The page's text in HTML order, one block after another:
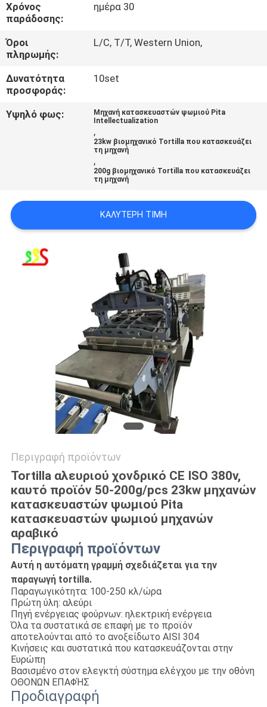
ΕΠΙΚΟΙΝΩΝΉΣΤΕ
ΜΑΖΊ
ΜΑΣ
ΖΗΤΉΣΤΕ
ΜΙΑ
PRIVACY
POLICY
Χρόνος
παράδοσης:
ημέρα 30
Όροι
πληρωμής:
L/C, T/T, Western Union,
Δυνατότητα
προσφοράς:
10set
Υψηλό φως:
Μηχανή κατασκευαστών ψωμιού Pita
Intellectualization
,
23kw βιομηχανικό Tortilla που κατασκευάζει
τη μηχανή
,
200g βιομηχανικό Tortilla που κατασκευάζει
τη μηχανή
ΚΑΛΎΤΕΡΗ ΤΙΜΉ
Περιγραφή προϊόντων
Tortilla αλευριού χονδρικό CE ISO 380v,
καυτό προϊόν 50-200g/pcs 23kw μηχανών
κατασκευαστών ψωμιού Pita
κατασκευαστών ψωμιού μηχανών
αραβικό
Περιγραφή προϊόντων
Αυτή η αυτόματη γραμμή σχεδιάζεται για την
παραγωγή tortilla.
Παραγωγικότητα: 100-250 κλ/ώρα
Πρώτη ύλη: αλεύρι
Πηγή ενέργειας φούρνων: ηλεκτρική ενέργεια
Όλα τα συστατικά σε επαφή με το προϊόν
αποτελούνται από το ανοξείδωτο AISI 304
Κινήσεις και συστατικά που κατασκευάζονται στην
Ευρώπη
Βασισμένο στον ελεγκτή σύστημα ελέγχου με την οθόνη
ΟΘΟΝΩΝ ΕΠΑΦΉΣ
Προδιαγραφή